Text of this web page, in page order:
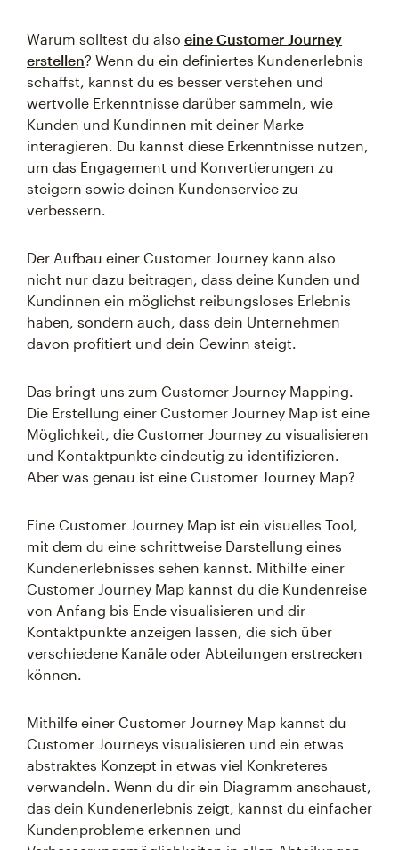
Warum solltest du also eine Customer Journey
erstellen? Wenn du ein definiertes Kundenerlebnis
schaffst, kannst du es besser verstehen und
wertvolle Erkenntnisse darüber sammeln, wie
Kunden und Kundinnen mit deiner Marke
interagieren. Du kannst diese Erkenntnisse nutzen,
um das Engagement und Konvertierungen zu
steigern sowie deinen Kundenservice zu
verbessern.
Der Aufbau einer Customer Journey kann also
nicht nur dazu beitragen, dass deine Kunden und
Kundinnen ein möglichst reibungsloses Erlebnis
haben, sondern auch, dass dein Unternehmen
davon profitiert und dein Gewinn steigt.
Das bringt uns zum Customer Journey Mapping.
Die Erstellung einer Customer Journey Map ist eine
Möglichkeit, die Customer Journey zu visualisieren
und Kontaktpunkte eindeutig zu identifizieren.
Aber was genau ist eine Customer Journey Map?
Eine Customer Journey Map ist ein visuelles Tool,
mit dem du eine schrittweise Darstellung eines
Kundenerlebnisses sehen kannst. Mithilfe einer
Customer Journey Map kannst du die Kundenreise
von Anfang bis Ende visualisieren und dir
Kontaktpunkte anzeigen lassen, die sich über
verschiedene Kanäle oder Abteilungen erstrecken
können.
Mithilfe einer Customer Journey Map kannst du
Customer Journeys visualisieren und ein etwas
abstraktes Konzept in etwas viel Konkreteres
verwandeln. Wenn du dir ein Diagramm anschaust,
das dein Kundenerlebnis zeigt, kannst du einfacher
Kundenprobleme erkennen und